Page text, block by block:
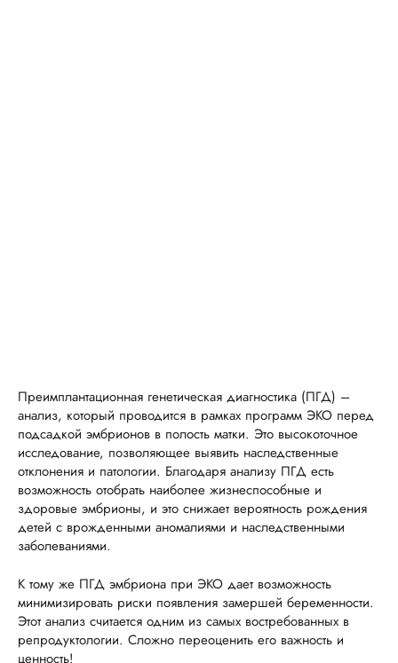
Преимплантационная генетическая диагностика (ПГД) –
анализ, который проводится в рамках программ ЭКО перед
подсадкой эмбрионов в полость матки. Это высокоточное
исследование, позволяющее выявить наследственные
отклонения и патологии. Благодаря анализу ПГД есть
возможность отобрать наиболее жизнеспособные и
здоровые эмбрионы, и это снижает вероятность рождения
детей с врожденными аномалиями и наследственными
заболеваниями.
К тому же ПГД эмбриона при ЭКО дает возможность
минимизировать риски появления замершей беременности.
Этот анализ считается одним из самых востребованных в
репродуктологии. Сложно переоценить его важность и
ценность!